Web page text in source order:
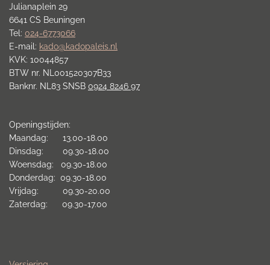
Julianaplein 29
6641 CS Beuningen
Tel: 024-6773066
E-mail: kado@kadopaleis.nl
KVK: 10044857
BTW nr. NL001520307B33
Banknr. NL83 SNSB 0924 8246 97
Openingstijden:
Maandag: 13.00-18.00
Dinsdag: 09.30-18.00
Woensdag: 09.30-18.00
Donderdag: 09.30-18.00
Vrijdag: 09.30-20.00
Zaterdag: 09.30-17.00